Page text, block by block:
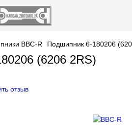
BBC-R Подшипник 6-180206
(6206 2RS)
отзыв